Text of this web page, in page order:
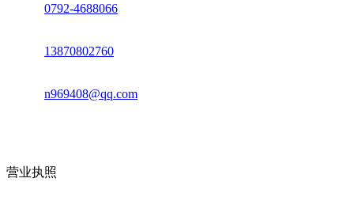
0792-4688066
13870802760
n969408@qq.com
营业执照